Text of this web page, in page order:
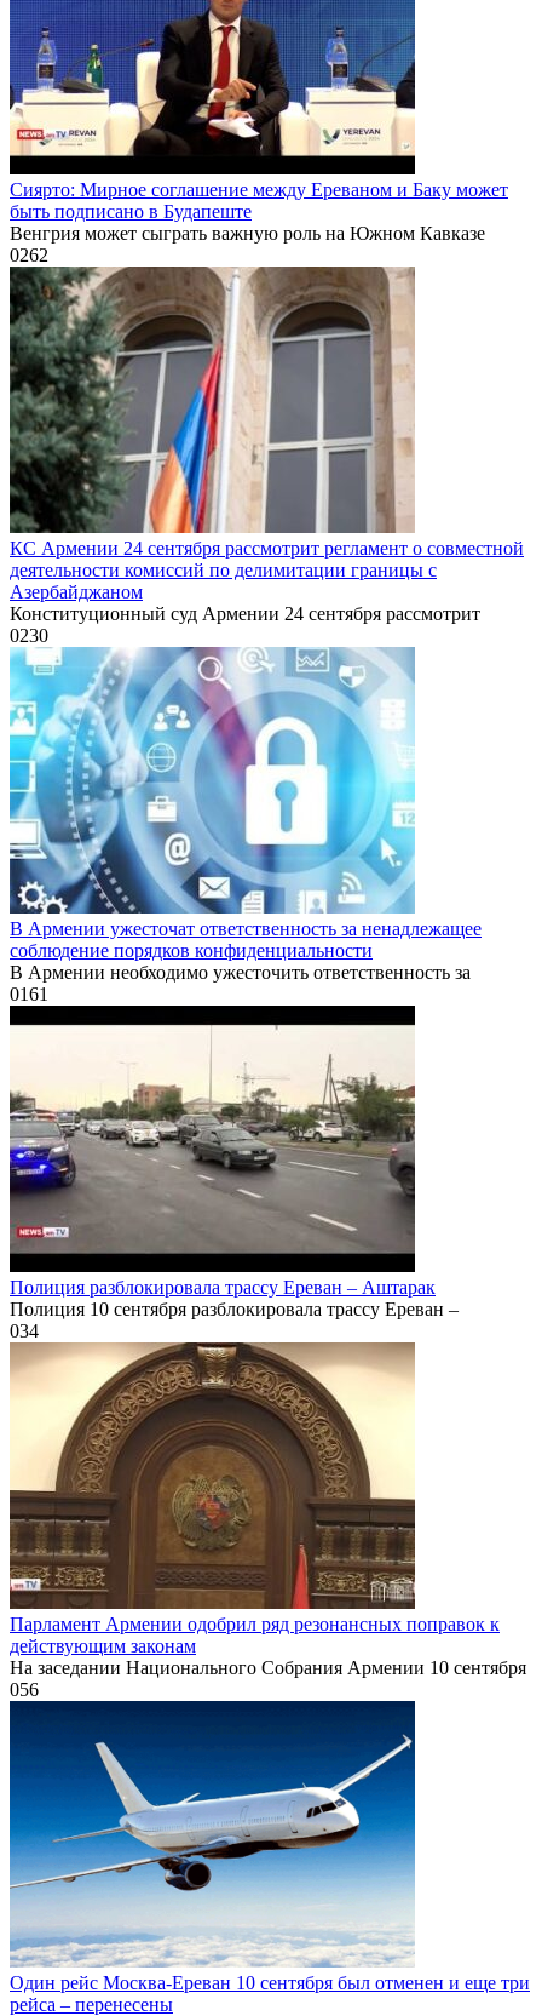
Сиярто: Мирное соглашение между Ереваном и Баку может
быть подписано в Будапеште
Венгрия может сыграть важную роль на Южном Кавказе
0262
КС Армении 24 сентября рассмотрит регламент о совместной
деятельности комиссий по делимитации границы с
Азербайджаном
Конституционный суд Армении 24 сентября рассмотрит
0230
В Армении ужесточат ответственность за ненадлежащее
соблюдение порядков конфиденциальности
В Армении необходимо ужесточить ответственность за
0161
Полиция разблокировала трассу Ереван – Аштарак
Полиция 10 сентября разблокировала трассу Ереван –
034
Парламент Армении одобрил ряд резонансных поправок к
действующим законам
На заседании Национального Собрания Армении 10 сентября
056
Один рейс Москва-Ереван 10 сентября был отменен и еще три
рейса – перенесены